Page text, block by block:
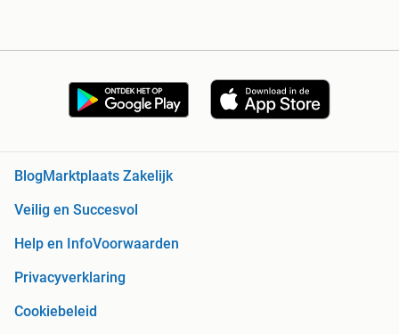
BlogMarktplaats Zakelijk
Veilig en Succesvol
Help en InfoVoorwaarden
Privacyverklaring
Cookiebeleid